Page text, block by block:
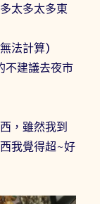
太多太多東
法計算)
不建議去夜市
，雖然我到
我覺得超~好